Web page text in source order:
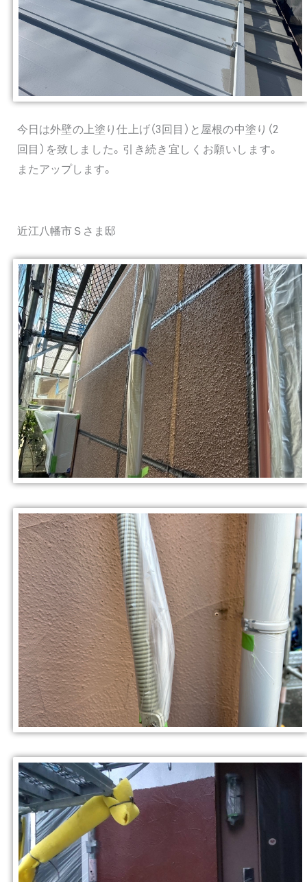
今日は外壁の上塗り仕上げ（3回目）と屋根の中塗り（2
回目）を致しました。引き続き宜しくお願いします。
またアップします。
近江八幡市Ｓさま邸